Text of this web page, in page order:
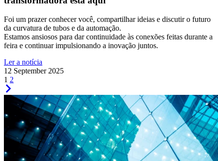
Foi um prazer conhecer você, compartilhar ideias e discutir o futuro
da curvatura de tubos e da automação.
Estamos ansiosos para dar continuidade às conexões feitas durante a
feira e continuar impulsionando a inovação juntos.
Ler a notícia
12 September 2025
1 2